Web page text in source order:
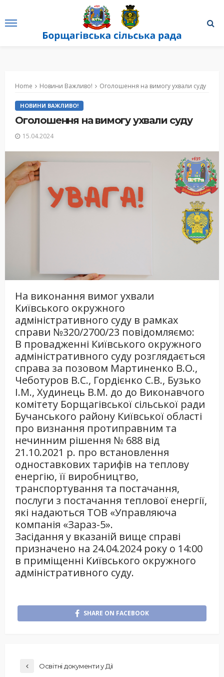
Home Новини Важливо! Оголошення на вимогу ухвали суду
НОВИНИ ВАЖЛИВО!
Оголошення на вимогу ухвали суду
15.04.2024
На виконання вимог ухвали
Київського окружного
адміністративного суду в рамках
справи №320/2700/23 повідомляємо:
В провадженні Київського окружного
адміністративного суду розглядається
справа за позовом Мартиненко В.О.,
Чеботуров В.С., Гордієнко С.В., Бузько
І.М., Худинець В.М. до до Виконавчого
комітету Борщагівської сільської ради
Бучанського району Київської області
про визнання протиправним та
нечинним рішення № 688 від
21.10.2021 р. про встановлення
одноставкових тарифів на теплову
енергію, її виробництво,
транспортування та постачання,
послуги з постачання теплової енергії,
які надаються ТОВ «Управляюча
компанія «Зараз-5».
Засідання у вказаній вище справі
призначено на 24.04.2024 року о 14:00
в приміщенні Київського окружного
адміністративного суду.
SHARE ON FACEBOOK
Освітні документи у Дії